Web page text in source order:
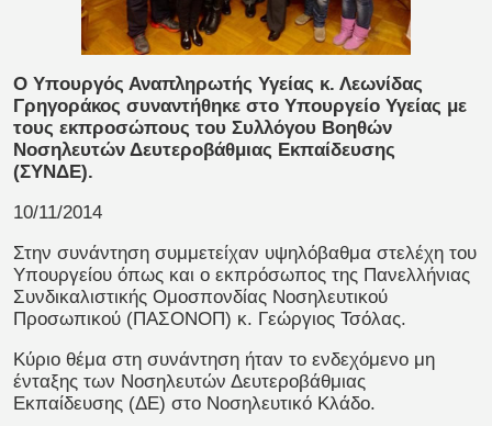
Ο Υπουργός Αναπληρωτής Υγείας κ. Λεωνίδας
Γρηγοράκος συναντήθηκε στο Υπουργείο Υγείας με
τους εκπροσώπους του Συλλόγου Βοηθών
Νοσηλευτών Δευτεροβάθμιας Εκπαίδευσης
(ΣΥΝΔΕ).
10/11/2014
Στην συνάντηση συμμετείχαν υψηλόβαθμα στελέχη του
Υπουργείου όπως και ο εκπρόσωπος της Πανελλήνιας
Συνδικαλιστικής Ομοσπονδίας Νοσηλευτικού
Προσωπικού (ΠΑΣΟΝΟΠ) κ. Γεώργιος Τσόλας.
Κύριο θέμα στη συνάντηση ήταν το ενδεχόμενο μη
ένταξης των Νοσηλευτών Δευτεροβάθμιας
Εκπαίδευσης (ΔΕ) στο Νοσηλευτικό Κλάδο.